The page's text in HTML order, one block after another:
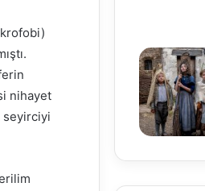
nihayet
seyirciyi